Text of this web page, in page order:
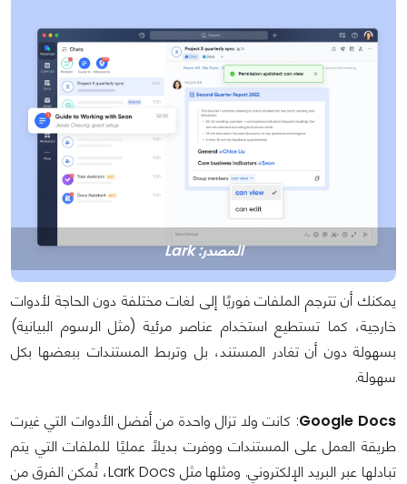
المصدر: Lark
يمكنك أن تترجم الملفات فوريًا إلى لغات مختلفة دون الحاجة لأدوات
خارجية، كما تستطيع استخدام عناصر مرئية (مثل الرسوم البيانية)
بسهولة دون أن تغادر المستند، بل وتربط المستندات ببعضها بكل
سهولة.
Google Docs: كانت ولا تزال واحدة من أفضل الأدوات التي غيرت
طريقة العمل على المستندات ووفرت بديلًا عمليًا للملفات التي يتم
تبادلها عبر البريد الإلكتروني. ومثلها مثل Lark Docs، تُمكن الفرق من